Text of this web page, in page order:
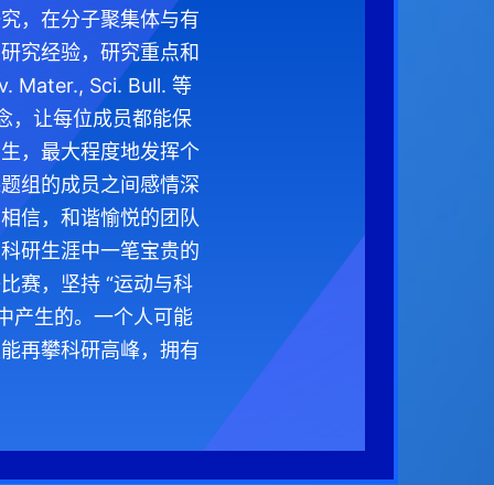
，在分子聚集体与有
究经验，研究重点和
Mater., Sci. Bull. 等
，让每位成员都能保
，最大程度地发挥个
组的成员之间感情深
信，和谐愉悦的团队
研生涯中一笔宝贵的
赛，坚持 “运动与科
产生的。一个人可能
再攀科研高峰，拥有